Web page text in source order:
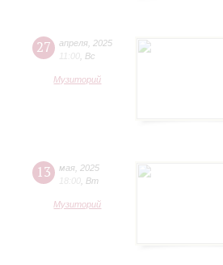
27 апреля 2025
11:00 Вс
Музиторий
13 мая 2025
18:00 Вт
Музиторий